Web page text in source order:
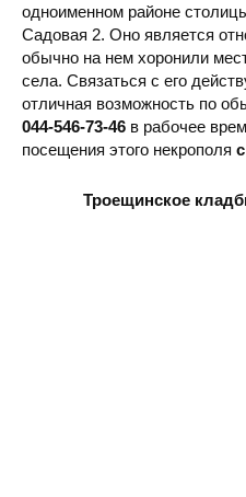
одноименном районе
Садовая 2. Оно является
обычно на нем хоронили
села. Связаться с его
отличная возможность по
044-546-73-46 в рабочее
посещения этого некрополя
Троещинское